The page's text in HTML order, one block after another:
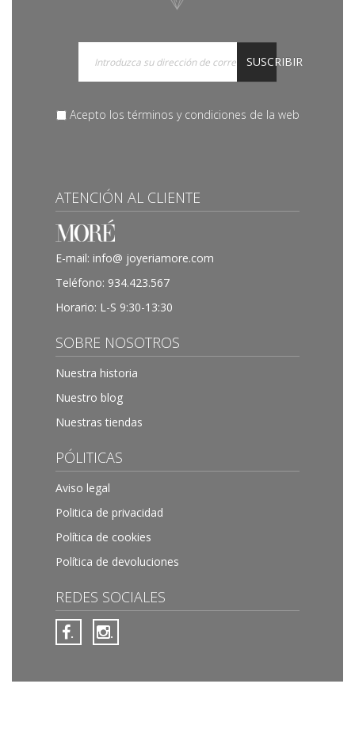
SUSCRIBIR
Acepto los términos y condiciones de la web
ATENCIÓN AL CLIENTE
E-mail: info@ joyeriamore.com
Teléfono: 934.423.567
Horario: L-S 9:30-13:30
SOBRE NOSOTROS
Nuestra historia
Nuestro blog
Nuestras tiendas
PÓLITICAS
Aviso legal
Politica de privacidad
Política de cookies
Política de devoluciones
REDES SOCIALES
. .